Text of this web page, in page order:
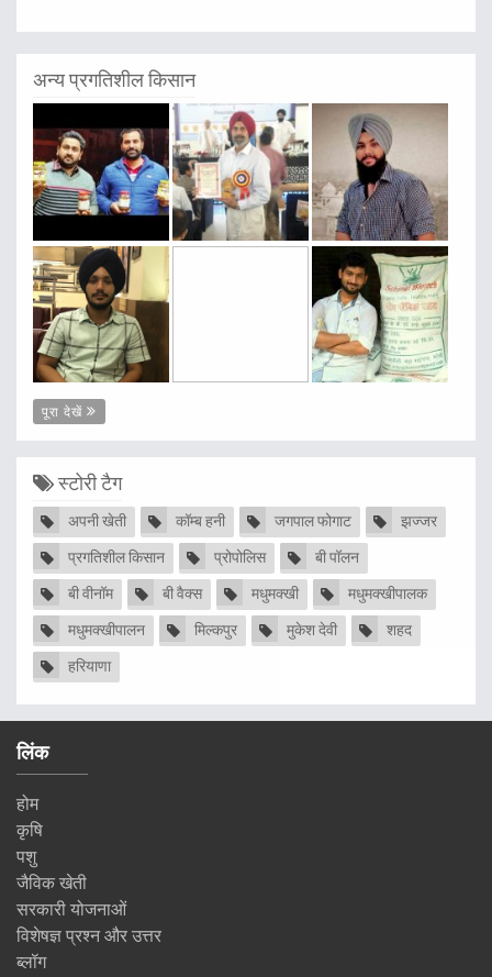
अन्य प्रगतिशील किसान
पूरा देखें
स्टोरी टैग
अपनी खेती कॉम्ब हनी जगपाल फोगाट
झज्जर
प्रगतिशील किसान
प्रोपोलिस
बी पॉलन
बी वीनॉम
बी वैक्स मधुमक्खी
मधुमक्खीपालक
मधुमक्खीपालन
मिल्कपुर मुकेश देवी
शहद
हरियाणा
लिंक
होम
कृषि
पशु
जैविक खेती
सरकारी योजनाओं
विशेषज्ञ प्रश्न और उत्तर
ब्लॉग